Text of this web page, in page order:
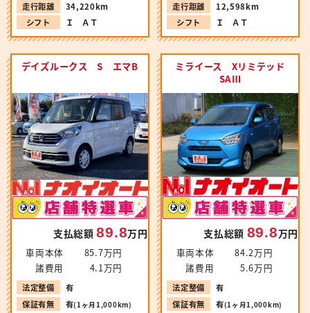
走行距離
34,220km
シフト
Ｉ ＡＴ
走行距離
12,598km
シフト
Ｉ ＡＴ
デイズルークス S エマB
支払総額89.8万円
車両本体
85.7万円
諸費用
4.1万円
法定整備
有
保証有無
有(1ヶ月1,000km)
ミライース Xリミテッド
SAⅢ
支払総額 89.8万円
車両本体
84.2万円
諸費用
5.6万円
法定整備
有
保証有無
有(1ヶ月1,000km)